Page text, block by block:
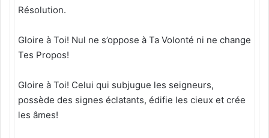
Résolution.
Gloire à Toi! Nul ne s’oppose à Ta Volonté ni ne change
Tes Propos!
Gloire à Toi! Celui qui subjugue les seigneurs,
possède des signes éclatants, édifie les cieux et crée
les âmes!